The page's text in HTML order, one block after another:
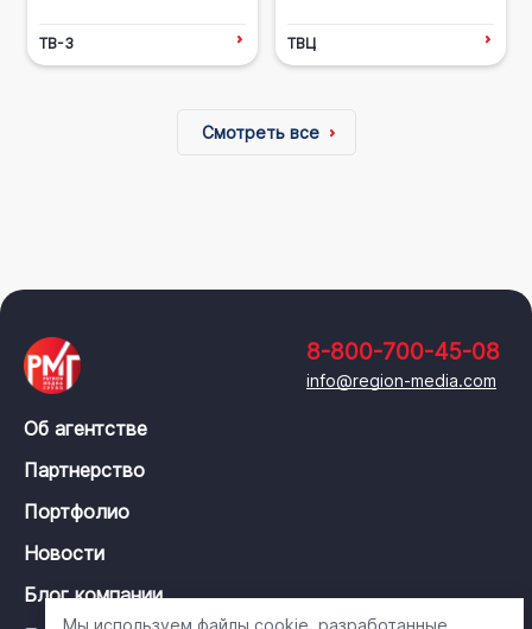
ТВ-3 ТВЦ
Смотреть все
8-800-700-45-08
info@region-media.com
Об агентстве
Партнерство
Портфолио
Новости
Блог компании
Мы используем файлы cookie, разработанные